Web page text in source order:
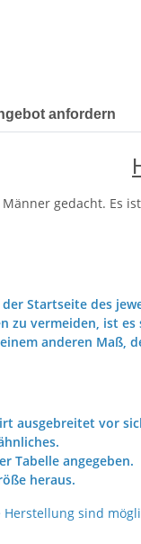
anfordern
gedacht. Es
Startseite des
zu vermeiden, ist
anderen Maß,
ausgebreitet vor
Tabelle angegeben.
heraus.
sind